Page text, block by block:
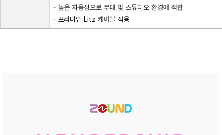
- 높은 차음성으로 무대 및 스튜디오 환경에 적합
- 프리미엄 Litz 케이블 적용